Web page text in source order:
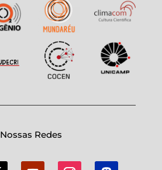
Nossas Redes